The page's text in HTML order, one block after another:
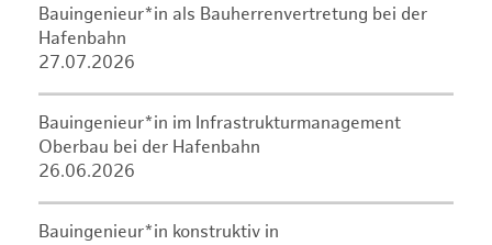
Bauingenieur*in als Bauherrenvertretung bei der
Hafenbahn
27.07.2026
Bauingenieur*in im Infrastrukturmanagement
Oberbau bei der Hafenbahn
26.06.2026
Bauingenieur*in konstruktiv in